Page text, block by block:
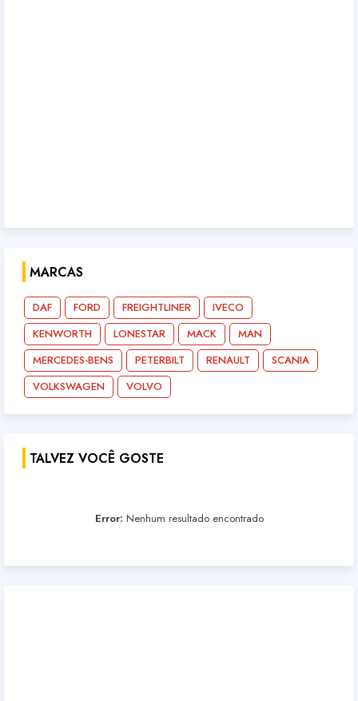
MARCAS
DAF FORD FREIGHTLINER
IVECO
KENWORTH
LONESTAR MACK
MAN
MERCEDES-BENS
PETERBILT RENAULT
SCANIA
VOLKSWAGEN
VOLVO
TALVEZ VOCÊ GOSTE
Error: Nenhum resultado encontrado